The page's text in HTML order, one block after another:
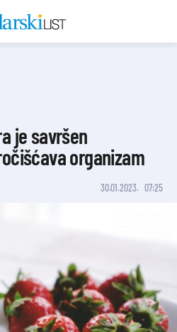
je savršen
organizam
30.01.2023. 07:25